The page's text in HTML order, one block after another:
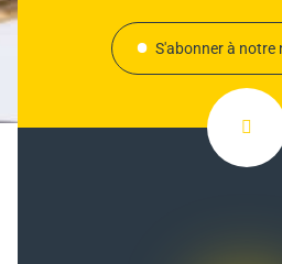
S'abonner à notre